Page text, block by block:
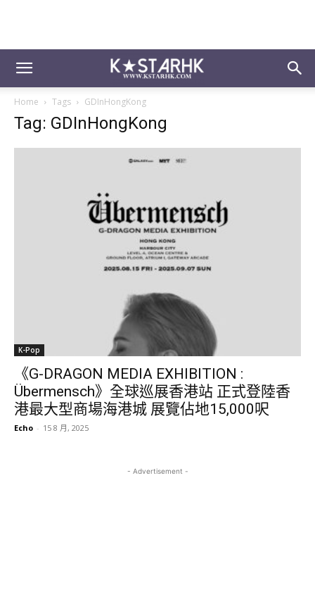
Home Tags GDInHongKong
Tag: GDInHongKong
K-Pop
《G-DRAGON MEDIA EXHIBITION :
Übermensch》全球巡展香港站 正式登陸香
港最大型商場海港城 展覽佔地15,000呎
Echo - 15 8 月, 2025
- Advertisement -